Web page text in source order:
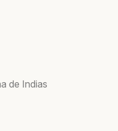
de Indias